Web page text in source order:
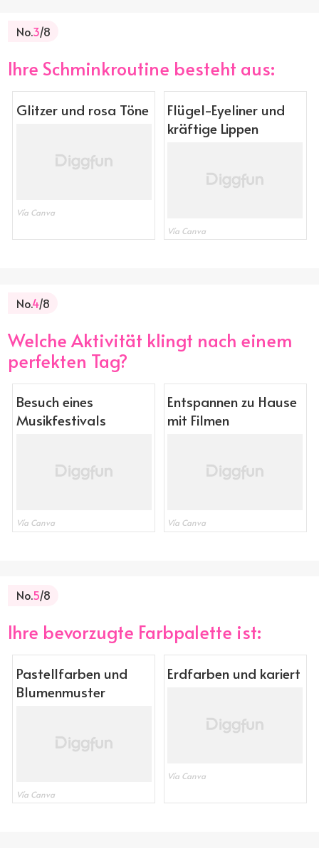
No.3/8
Ihre Schminkroutine besteht aus:
Glitzer und rosa Töne
Vía Canva
Flügel-Eyeliner und
kräftige Lippen
Vía Canva
No.4/8
Welche Aktivität klingt nach einem
perfekten Tag?
Besuch eines
Musikfestivals
Vía Canva
Entspannen zu Hause
mit Filmen
Vía Canva
No.5/8
Ihre bevorzugte Farbpalette ist:
Pastellfarben und
Blumenmuster
Vía Canva
Erdfarben und kariert
Vía Canva